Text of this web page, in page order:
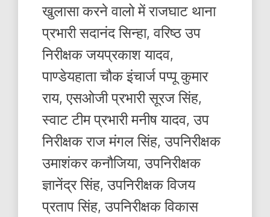
खुलासा करने वालो में राजघाट थाना
प्रभारी सदानंद सिन्हा, वरिष्ठ उप
निरीक्षक जयप्रकाश यादव,
पाण्डेयहाता चौक इंचार्ज पप्पू कुमार
राय, एसओजी प्रभारी सूरज सिंह,
स्वाट टीम प्रभारी मनीष यादव, उप
निरीक्षक राज मंगल सिंह, उपनिरीक्षक
उमाशंकर कनौजिया, उपनिरीक्षक
ज्ञानेंद्र सिंह, उपनिरीक्षक विजय
प्रताप सिंह, उपनिरीक्षक विकास